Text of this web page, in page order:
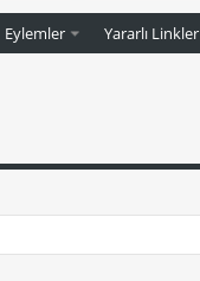
Eylemler Yararlı Linkler